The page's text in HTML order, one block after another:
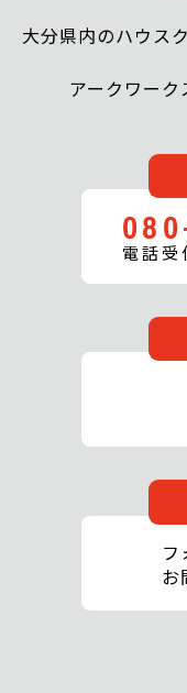
大分県内のハウス
アークワーク
電話受
フ
お